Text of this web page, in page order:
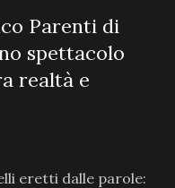
Parenti di
spettacolo
realtà e
eretti dalle parole: